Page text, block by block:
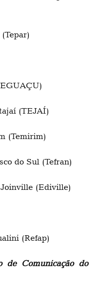
(TEJAÍ)
(Temirim)
do Sul (Tefran)
(Ediville)
(Refap)
Comunicação do